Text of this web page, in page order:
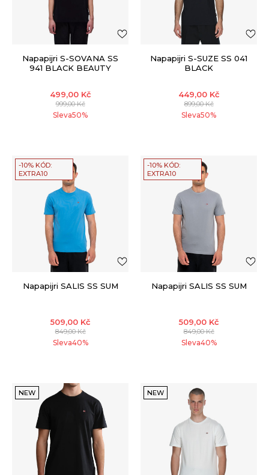
Napapijri S-SOVANA SS
941 BLACK BEAUTY
499,00 Kč
999,00Kč
Sleva50%
Napapijri S-SUZE SS 041
BLACK
449,00 Kč
899,00Kč
Sleva50%
-10% KÓD:
EXTRA10
Napapijri SALIS SS SUM
509,00 Kč
849,00Kč
Sleva40%
-10% KÓD:
EXTRA10
Napapijri SALIS SS SUM
509,00 Kč
849,00Kč
Sleva40%
NEW NEW